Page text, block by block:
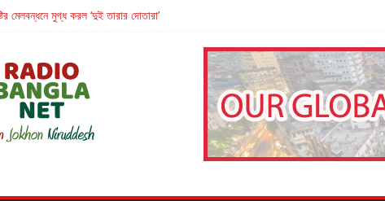
মেলবন্ধনে মুগ্ধ করল ‘দুই তারার দোতারা’
Provoking Short Film That Challenges Our Understanding of Justice
এলে তাই’